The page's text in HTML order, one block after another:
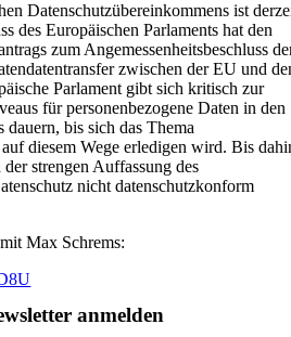
Datenschutzübereinkommens ist
des Europäischen Parlaments hat den
zum Angemessenheitsbeschluss
zwischen der EU und
Parlament gibt sich kritisch zur
für personenbezogene Daten in den
bis sich das Thema
diesem Wege erledigen wird. Bis
strengen Auffassung des
nicht datenschutzkonform
Max Schrems:
anmelden